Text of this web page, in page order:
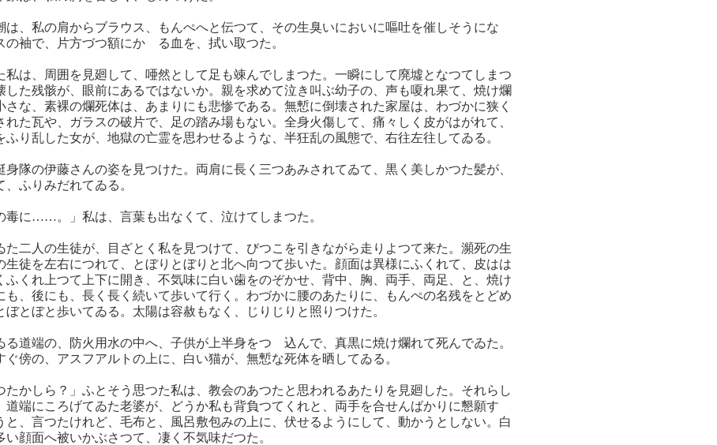
は、私の肩からブラウス、もんぺへと伝つて、その生臭いにおいに嘔吐を催しそうにな
袖で、片方づつ額にかゝる血を、拭い取つた。
私は、周囲を見廻して、唖然として足も竦んでしまつた。一瞬にして廃墟となつてしまつ
した残骸が、眼前にあるではないか。親を求めて泣き叫ぶ幼子の、声も嗄れ果て、焼け爛
さな、素裸の爛死体は、あまりにも悲惨である。無慙に倒壊された家屋は、わづかに狭く
た瓦や、ガラスの破片で、足の踏み場もない。全身火傷して、痛々しく皮がはがれて、
り乱した女が、地獄の亡霊を思わせるような、半狂乱の風態で、右往左往してゐる。
隊の伊藤さんの姿を見つけた。両肩に長く三つあみされてゐて、黒く美しかつた髪が、
ふりみだれてゐる。
毒に……。」私は、言葉も出なくて、泣けてしまつた。
た二人の生徒が、目ざとく私を見つけて、びつこを引きながら走りよつて来た。瀕死の生
生徒を左右につれて、とぼりとぼりと北へ向つて歩いた。顔面は異様にふくれて、皮はは
ふくれ上つて上下に開き、不気味に白い歯をのぞかせ、背中、胸、両手、両足、と、焼け
も、後にも、長く長く続いて歩いて行く。わづかに腰のあたりに、もんぺの名残をとどめ
とぼと歩いてゐる。太陽は容赦もなく、じりじりと照りつけた。
道端の、防火用水の中へ、子供が上半身をつゝ込んで、真黒に焼け爛れて死んでゐた。
傍の、アスフアルトの上に、白い猫が、無慙な死体を晒してゐる。
たかしら？」ふとそう思つた私は、教会のあつたと思われるあたりを見廻した。それらし
道端にころげてゐた老婆が、どうか私も背負つてくれと、両手を合せんばかりに懇願す
と、言つたけれど、毛布と、風呂敷包みの上に、伏せるようにして、動かうとしない。白
顔面へ被いかぶさつて、凄く不気味だつた。